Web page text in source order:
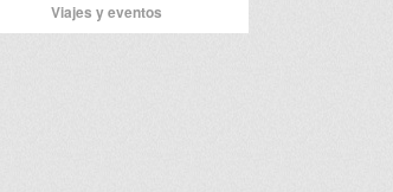
Viajes y eventos